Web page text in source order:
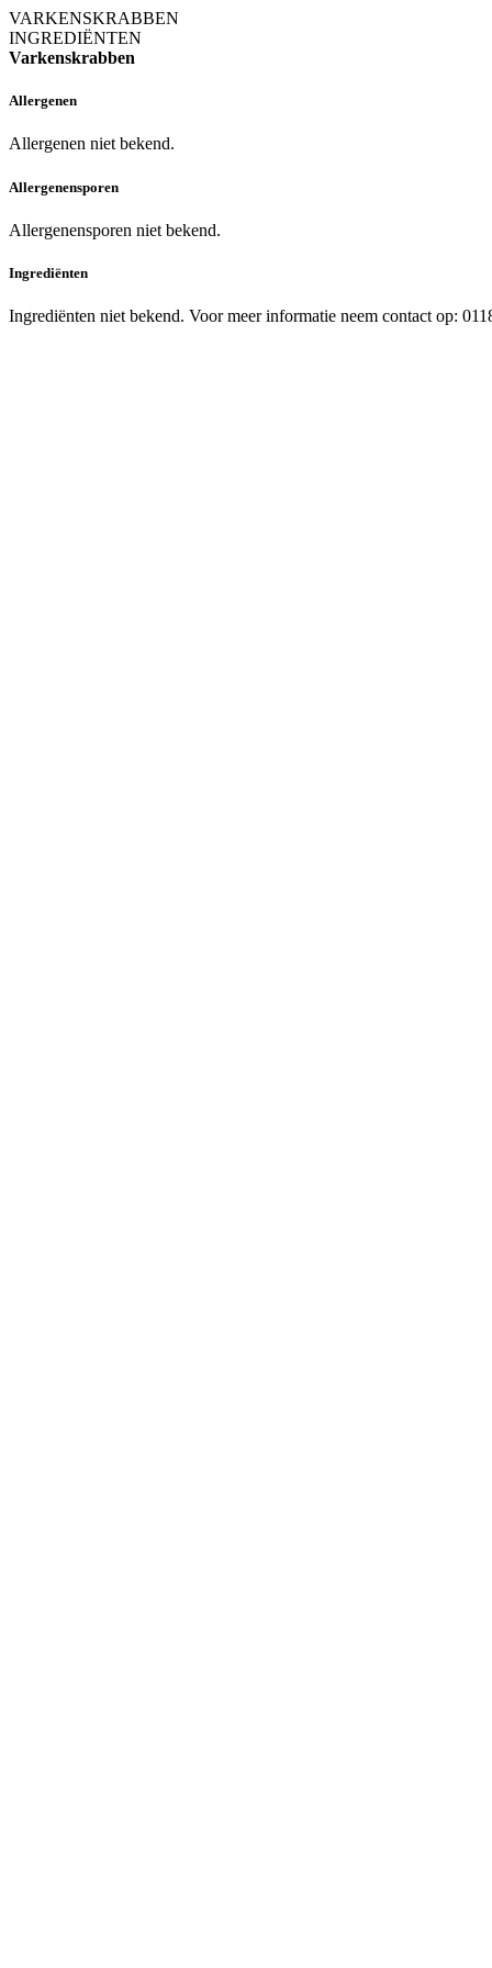
VARKENSKRABBEN
INGREDIËNTEN
Varkenskrabben
Allergenen
Allergenen niet bekend.
Allergenensporen
Allergenensporen niet bekend.
Ingrediënten
Ingrediënten niet bekend. Voor meer informatie neem contact op: